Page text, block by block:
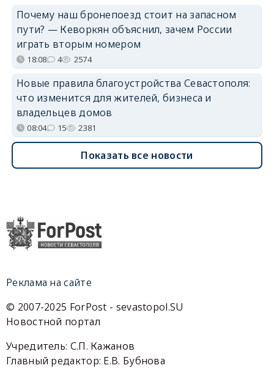
Почему наш бронепоезд стоит на запасном
пути? — Кеворкян объяснил, зачем России
играть вторым номером
18:08 4 2574
Новые правила благоустройства Севастополя:
что изменится для жителей, бизнеса и
владельцев домов
08:04 15 2381
Показать все новости
Реклама на сайте
© 2007-2025 ForPost - sevastopol.SU
Новостной портал
Учредитель: С.П. Кажанов
Главный редактор: Е.В. Бубнова